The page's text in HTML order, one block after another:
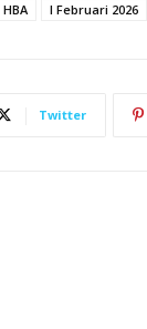
HBA I Februari 2026
Twitter